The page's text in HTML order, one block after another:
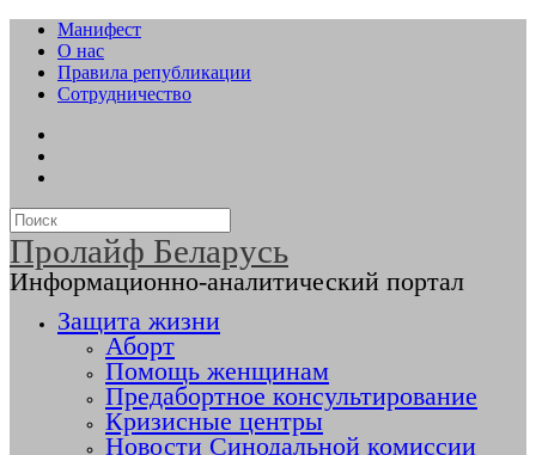
Манифест
О нас
Правила републикации
Сотрудничество
Пролайф Беларусь
Информационно-аналитический портал
Защита жизни
Аборт
Помощь женщинам
Предабортное консультирование
Кризисные центры
Новости Синодальной комиссии